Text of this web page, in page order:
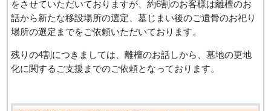
をさせていただいておりますが、約6割のお客様は離檀のお
話から新たな移設場所の選定、墓じまい後のご遺骨のお祀り
場所の選定までをご依頼いただいております。
残りの4割につきましては、離檀のお話しから、墓地の更地
化に関するご支援までのご依頼となっております。